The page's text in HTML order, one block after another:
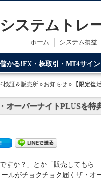
システムトレ
ホーム システム損益
かる!FX・株取引・MT4サイ
ステムトレードです。
検証＆販売所 » お知らせ » 【限定復
オーバーナイトPLUSを特
すか？」とか「販売してもら
ルがチョクチョク届くザ・オ